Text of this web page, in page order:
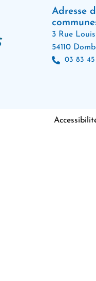
Adresse
3 Rue
54110
03 83